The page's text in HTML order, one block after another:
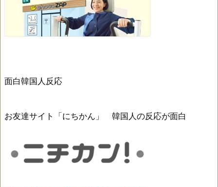
面白韓国人反応
お友達サイト「にちかん」 韓国人の反応が面白